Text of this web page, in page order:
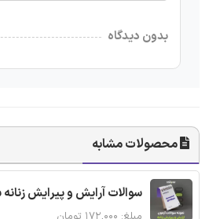
بدون دیدگاه
محصولات مشابه
سوالات آرایش و پیرایش